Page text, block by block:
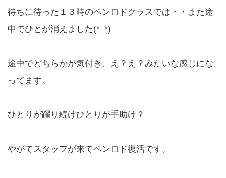
待ちに待った１３時のベンロドクラスでは・・また途
中でひとが消えました(*_*)
途中でどちらかが気付き、え？え？みたいな感じにな
ってます。
ひとりが躍り続けひとりが手助け？
やがてスタッフが来てベンロド復活です。